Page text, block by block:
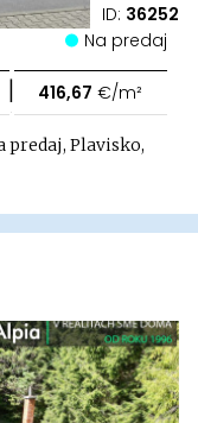
ID: 36252
Na predaj
| 416,67 €/m²
Plavisko,